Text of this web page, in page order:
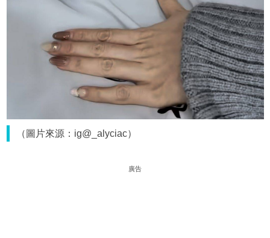
（圖片來源：ig@_alyciac）
廣告